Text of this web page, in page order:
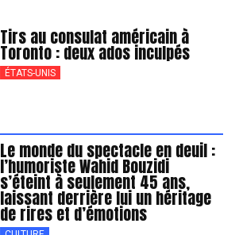
Tirs au consulat américain à
Toronto : deux ados inculpés
ÉTATS-UNIS
Le monde du spectacle en deuil :
l’humoriste Wahid Bouzidi
s’éteint à seulement 45 ans,
laissant derrière lui un héritage
de rires et d’émotions